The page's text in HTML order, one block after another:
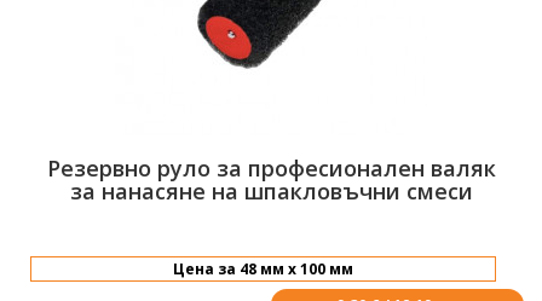
Резервно руло за професионален валяк
за нанасяне на шпакловъчни смеси